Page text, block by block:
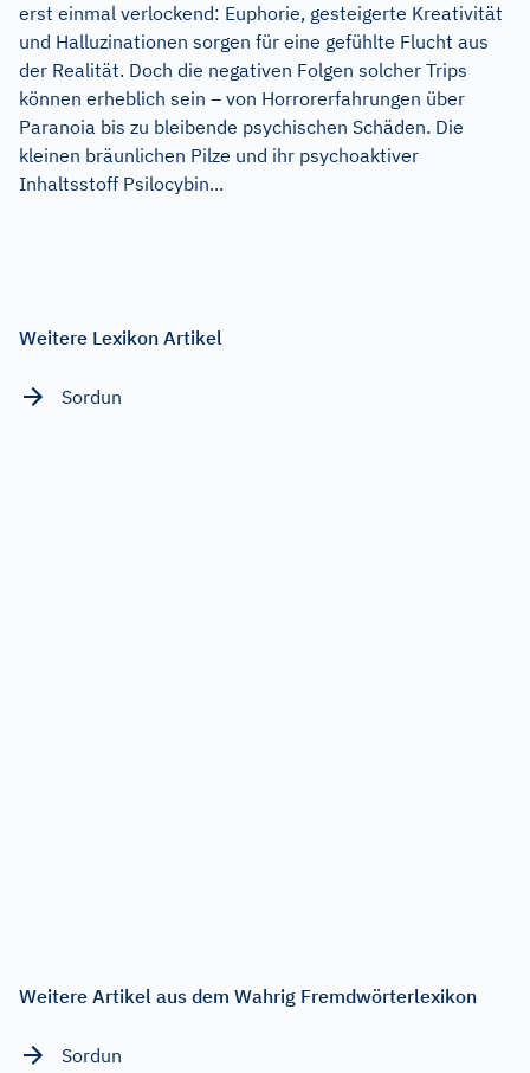
erst einmal verlockend: Euphorie, gesteigerte Kreativität
und Halluzinationen sorgen für eine gefühlte Flucht aus
der Realität. Doch die negativen Folgen solcher Trips
können erheblich sein – von Horrorerfahrungen über
Paranoia bis zu bleibende psychischen Schäden. Die
kleinen bräunlichen Pilze und ihr psychoaktiver
Inhaltsstoff Psilocybin...
Weitere Lexikon Artikel
Sordun
Weitere Artikel aus dem Wahrig Fremdwörterlexikon
Sordun